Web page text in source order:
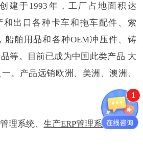
建于1993年，工厂占地面积达
和出口各种卡车和拖车配件、索
船舶用品和各种OEM冲压件、铸
等。目前已成为中国此类产品 大
。产品远销欧洲、美洲、澳洲、
理系统、生产ERP管理系统。
1